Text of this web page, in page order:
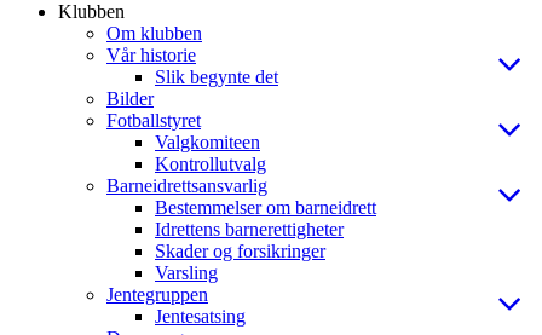
Klubben
Om klubben
Vår historie
Slik begynte det
Bilder
Fotballstyret
Valgkomiteen
Kontrollutvalg
Barneidrettsansvarlig
Bestemmelser om barneidrett
Idrettens barnerettigheter
Skader og forsikringer
Varsling
Jentegruppen
Jentesatsing